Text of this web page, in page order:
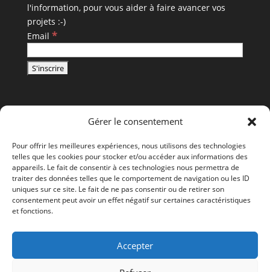
Gérer le consentement
Pour offrir les meilleures expériences, nous utilisons des technologies
telles que les cookies pour stocker et/ou accéder aux informations des
appareils. Le fait de consentir à ces technologies nous permettra de
traiter des données telles que le comportement de navigation ou les ID
uniques sur ce site. Le fait de ne pas consentir ou de retirer son
consentement peut avoir un effet négatif sur certaines caractéristiques
et fonctions.
Accepter
l'information, pour vous aider à faire avancer vos
projets :-)
Email *